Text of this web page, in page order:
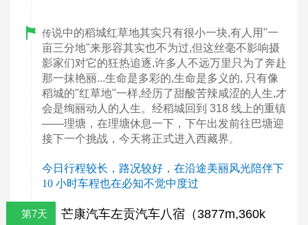
传说中的稻城红草地其实只有很小一块,有人用"一
亩三分地"来形容其实也不为过,但这丝毫不影响摄
影家们对它的狂热追逐,许多人不远万里只为了奔赴
那一抹艳丽...生命是多彩的,生命是多义的, 只有像
稻城的"红草地"一样,经历了甜酸苦辣咸涩的人生,才
会是绚丽动人的人生。经稻城回到 318 线上的重镇
——理塘，在理塘休息一下，下午出发前往巴塘迎
接下一个挑战，今天将正式进入西藏界 。
今日行程较长，路况较好，在沿途美丽风光陪伴下
10 小时车程也在必知不觉中度过
第7天
芒康汽车左贡汽车八宿（3877m,360k